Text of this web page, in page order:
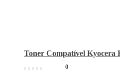
Toner Compatível Kyocera
0